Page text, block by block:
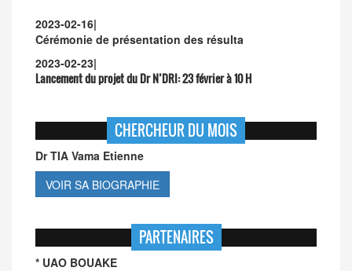
2023-02-16|
Cérémonie de présentation des résulta
2023-02-23|
Lancement du projet du Dr N’DRI:23 février à 10 H
CHERCHEUR DU MOIS
Dr TIA Vama Etienne
VOIR SA BIOGRAPHIE
PARTENAIRES
* UAO BOUAKE